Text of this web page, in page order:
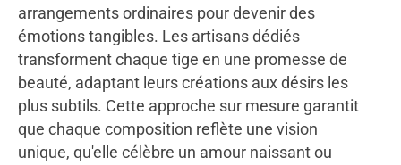
arrangements ordinaires pour devenir des
émotions tangibles. Les artisans dédiés
transforment chaque tige en une promesse de
beauté, adaptant leurs créations aux désirs les
plus subtils. Cette approche sur mesure garantit
que chaque composition reflète une vision
unique, qu'elle célèbre un amour naissant ou